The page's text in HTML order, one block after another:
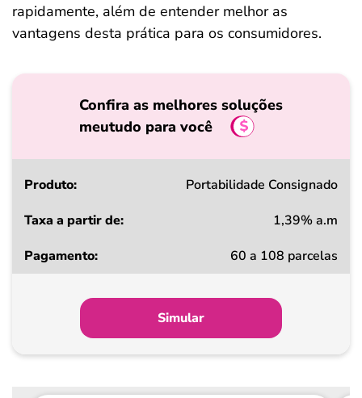
rapidamente, além de entender melhor as
vantagens desta prática para os consumidores.
Confira as melhores soluções
meutudo para você
Produto
a
Pagamento
Portabilidade Consignado
1,39% a.m
60 a 108 parcelas
Simular